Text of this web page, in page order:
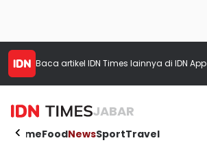
Baca artikel IDN Times lainnya di IDN App
JABAR
HomeFoodNewsSportTravel